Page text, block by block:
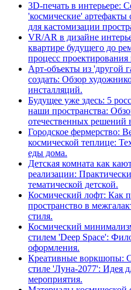
3D-печать в интерьере:
'космические'
для кастомизации
VR/AR в дизайне
квартире будущего до
процесс
Арт-объекты из 'другой
создать: Обзор
инсталляций.
Будущее уже здесь: 5
наши пространства:
отечественных решений
Городское фермерство:
космической теплице:
еды дома.
Детская комната как
реализации:
тематической детской.
Космический лофт: Как
пространство в
стиля.
Космический
стилем 'Deep Space':
оформления.
Креативные воркшопы:
стиле 'Луна-2077': Идея
мероприятия.